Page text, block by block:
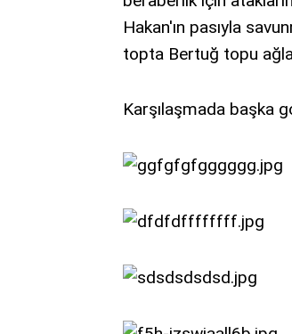
Hakan'ın pasıyla
topta Bertuğ topu
Karşılaşmada başka